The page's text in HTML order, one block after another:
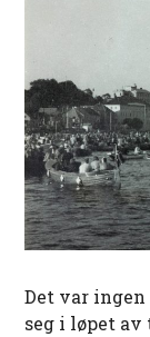
Det var
seg i løpet